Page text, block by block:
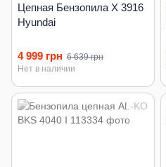
Цепная Бензопила X 3916
Hyundai
4 999 грн 6 639 грн
Нет в наличии